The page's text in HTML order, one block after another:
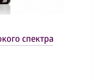
спектра